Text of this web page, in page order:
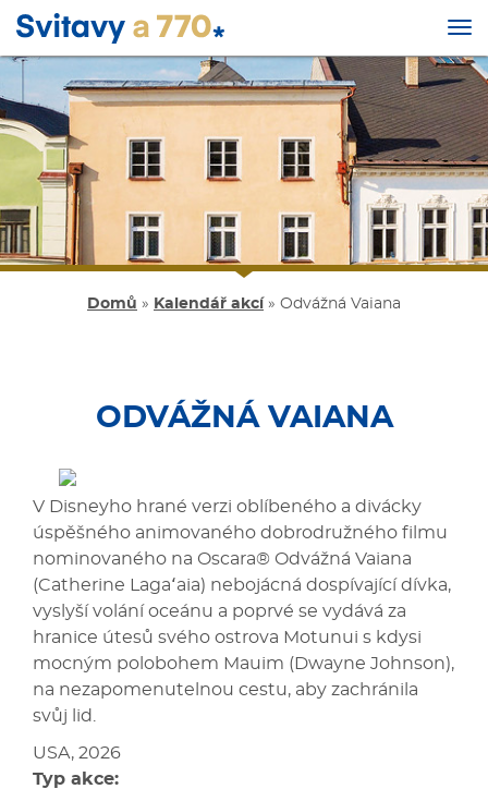
k
hlavnímu
obsahu
Domů » Kalendář akcí » Odvážná Vaiana
ODVÁŽNÁ VAIANA
V Disneyho hrané verzi oblíbeného a divácky
úspěšného animovaného dobrodružného filmu
nominovaného na Oscara® Odvážná Vaiana
(Catherine Lagaʻaia) nebojácná dospívající dívka,
vyslyší volání oceánu a poprvé se vydává za
hranice útesů svého ostrova Motunui s kdysi
mocným polobohem Mauim (Dwayne Johnson),
na nezapomenutelnou cestu, aby zachránila
svůj lid.
USA, 2026
Typ akce: